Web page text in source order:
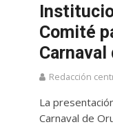
Comité
Carnaval
Redacción
La
Carnaval de